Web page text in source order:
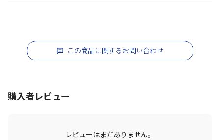
この商品に関するお問い合わせ
購入者レビュー
レビューはまだありません。